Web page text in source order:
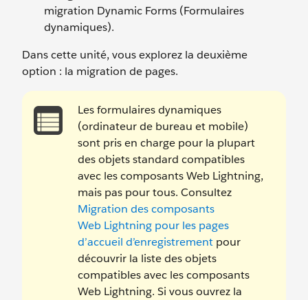
migration Dynamic Forms (Formulaires
dynamiques).
Dans cette unité, vous explorez la deuxième
option : la migration de pages.
Les formulaires dynamiques
(ordinateur de bureau et mobile)
sont pris en charge pour la plupart
des objets standard compatibles
avec les composants Web Lightning,
mais pas pour tous. Consultez
Migration des composants
Web Lightning pour les pages
d’accueil d’enregistrement pour
découvrir la liste des objets
compatibles avec les composants
Web Lightning. Si vous ouvrez la